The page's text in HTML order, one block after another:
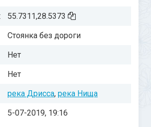
55.7311,28.5373
Стоянка без дороги
Нет
Нет
река Дрисса, река Нища
5-07-2019, 19:16